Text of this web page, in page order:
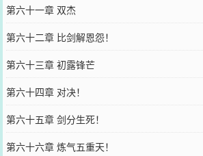
第六十一章 双杰
第六十二章 比剑解恩怨！
第六十三章 初露锋芒
第六十四章 对决！
第六十五章 剑分生死！
第六十六章 炼气五重天！